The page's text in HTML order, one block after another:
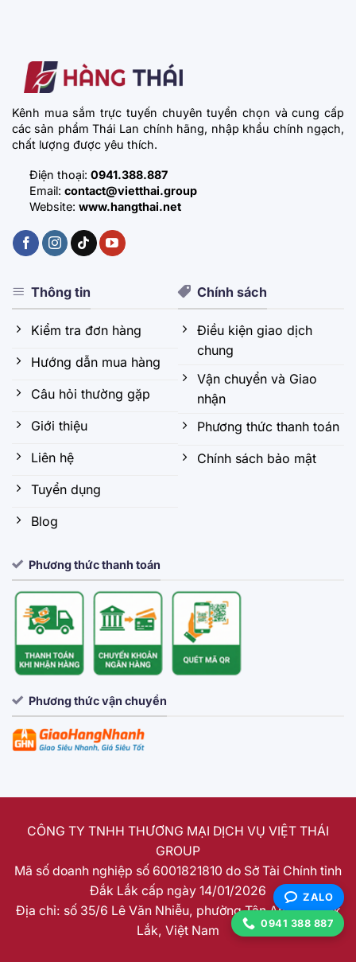
Kênh mua sắm trực tuyến chuyên tuyển chọn và cung cấp
các sản phẩm Thái Lan chính hãng, nhập khẩu chính ngạch,
chất lượng được yêu thích.
Điện thoại: 0941.388.887
Email: contact@vietthai.group
Website: www.hangthai.net
Thông tin
Kiểm tra đơn hàng
Hướng dẫn mua hàng
Câu hỏi thường gặp
Giới thiệu
Liên hệ
Tuyển dụng
Blog
Chính sách
Điều kiện giao dịch
chung
Vận chuyển và Giao
nhận
Phương thức thanh toán
Chính sách bảo mật
Phương thức thanh toán
Phương thức vận chuyển
CÔNG TY TNHH THƯƠNG MẠI DỊCH VỤ VIỆT THÁI
GROUP
Mã số doanh nghiệp số 6001821810 do Sở Tài Chính tỉnh
Đắk Lắk cấp ngày 14/01/2026
Địa chỉ: số 35/6 Lê Văn Nhiễu, phường Tân An, tỉnh Đắk
Lắk, Việt Nam
ZALO
0941 388 887